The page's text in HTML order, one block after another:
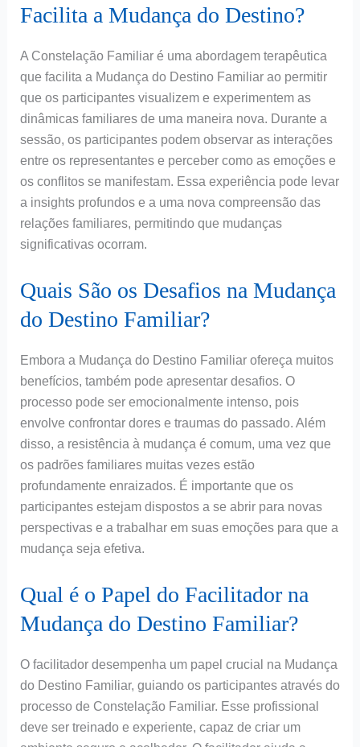
Facilita a Mudança do Destino?
A Constelação Familiar é uma abordagem terapêutica
que facilita a Mudança do Destino Familiar ao permitir
que os participantes visualizem e experimentem as
dinâmicas familiares de uma maneira nova. Durante a
sessão, os participantes podem observar as interações
entre os representantes e perceber como as emoções e
os conflitos se manifestam. Essa experiência pode levar
a insights profundos e a uma nova compreensão das
relações familiares, permitindo que mudanças
significativas ocorram.
Quais São os Desafios na Mudança
do Destino Familiar?
Embora a Mudança do Destino Familiar ofereça muitos
benefícios, também pode apresentar desafios. O
processo pode ser emocionalmente intenso, pois
envolve confrontar dores e traumas do passado. Além
disso, a resistência à mudança é comum, uma vez que
os padrões familiares muitas vezes estão
profundamente enraizados. É importante que os
participantes estejam dispostos a se abrir para novas
perspectivas e a trabalhar em suas emoções para que a
mudança seja efetiva.
Qual é o Papel do Facilitador na
Mudança do Destino Familiar?
O facilitador desempenha um papel crucial na Mudança
do Destino Familiar, guiando os participantes através do
processo de Constelação Familiar. Esse profissional
deve ser treinado e experiente, capaz de criar um